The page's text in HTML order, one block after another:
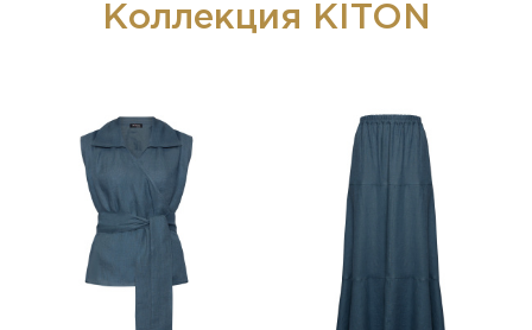
Коллекция KITON